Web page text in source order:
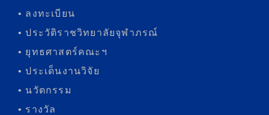
• ลงทะเบียน
• ประวัติราชวิทยาลัยจุฬาภรณ์
• ยุทธศาสตร์คณะฯ
• ประเด็นงานวิจัย
• นวัตกรรม
• รางวัล